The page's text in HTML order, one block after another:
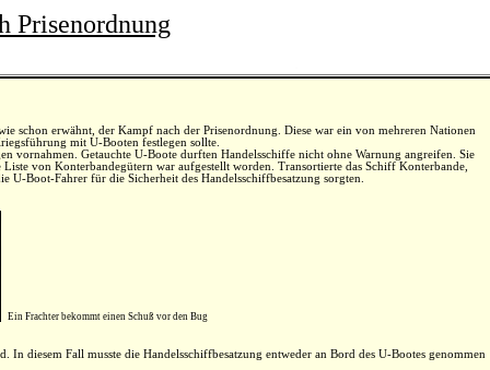
Prisenordnung
schon erwähnt, der Kampf nach der Prisenordnung. Diese war ein von mehreren Nationen
mit U-Booten festlegen sollte.
vornahmen. Getauchte U-Boote durften Handelsschiffe nicht ohne Warnung angreifen. Sie
von Konterbandegütern war aufgestellt worden. Transortierte das Schiff Konterbande,
U-Boot-Fahrer für die Sicherheit des Handelsschiffbesatzung sorgten.
Ein Frachter bekommt einen Schuß vor den Bug
diesem Fall musste die Handelsschiffbesatzung entweder an Bord des U-Bootes genommen